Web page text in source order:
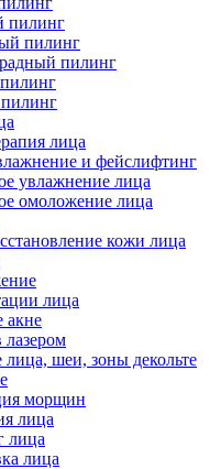
пилинг
пилинг
пилинг
лица
и фейслифтинг
увлажнение лица
омоложение лица
кожи лица
лица
акне
лазером
шеи, зоны декольте
морщин
лица
лица
лица